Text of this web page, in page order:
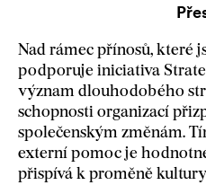
Nad rámec přínosů, které
podporuje iniciativa
význam dlouhodobého
schopnosti organizací
společenským změnám.
externí pomoc je
přispívá k proměně